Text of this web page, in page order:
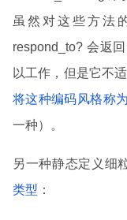
虽然对这些方法
respond_to? 会返
以工作，但是它不
将这种编码风格称
一种）。
另一种静态定义细
类型 ：